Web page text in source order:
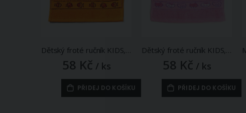
Dětský froté ručník KIDS, oranžový, 30x50cm
58 Kč / ks
PŘIDEJ DO KOŠÍKU
Dětský froté ručník KIDS, růžový, 30x50cm
58 Kč / ks
PŘIDEJ DO KOŠÍKU